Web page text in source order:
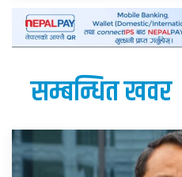
सम्बन्धित खवर